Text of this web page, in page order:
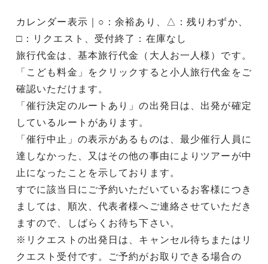
カレンダー表示｜○：余裕あり、△：残りわずか、
□：リクエスト、受付終了：在庫なし
旅行代金は、基本旅行代金（大人お一人様）です。
「こども料金」をクリックすると小人旅行代金をご
確認いただけます。
「催行決定のルートあり」の出発日は、出発が確定
しているルートがあります。
「催行中止」の表示があるものは、最少催行人員に
達しなかった、又はその他の事由によりツアーが中
止になったことを示しております。
すでに該当日にご予約いただいているお客様につき
ましては、順次、代表者様へご連絡させていただき
ますので、しばらくお待ち下さい。
※リクエストの出発日は、キャンセル待ちまたはリ
クエスト受付です。ご予約がお取りできる場合の